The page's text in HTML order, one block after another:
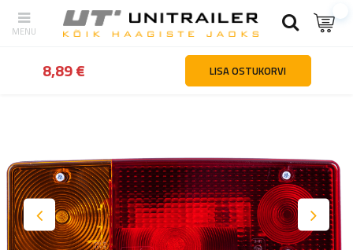
tagasi Kodu Tagatuled Tagumine tuli
8,89 € LISA OSTUKORVI